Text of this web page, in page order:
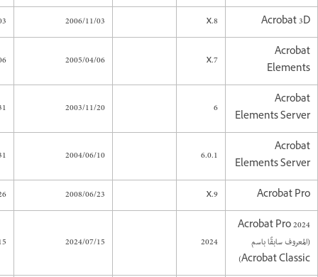
Acrobat 3D
8.x
2006/11/03
Acrobat
Elements
7.x
2005/04/06
Acrobat
Elements Server
6
2003/11/20
Acrobat
Elements Server
6.0.1
2004/06/10
Acrobat Pro
9.x
2008/06/23
Acrobat Pro 2024
(المعروف سابقًا باسم
Acrobat Classic)
2024
2024/07/15